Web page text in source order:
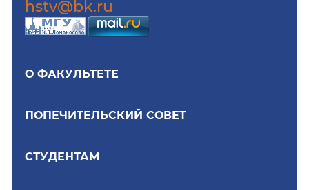
hstv@bk.ru
О ФАКУЛЬТЕТЕ
ПОПЕЧИТЕЛЬСКИЙ СОВЕТ
СТУДЕНТАМ